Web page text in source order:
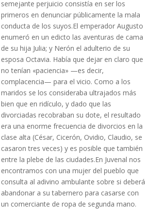
semejante perjuicio consistía en ser los
primeros en denunciar públicamente la mala
conducta de los suyos.El emperador Augusto
enumeró en un edicto las aventuras de cama
de su hija Julia; y Nerón el adulterio de su
esposa Octavia. Había que dejar en claro que
no tenían «paciencia» —es decir,
complacencia— para el vicio. Como a los
maridos se los consideraba ultrajados más
bien que en ridículo, y dado que las
divorciadas recobraban su dote, el resultado
era una enorme frecuencia de divorcios en la
clase alta (César, Cicerón, Ovidio, Claudio, se
casaron tres veces) y es posible que también
entre la plebe de las ciudades.En Juvenal nos
encontramos con una mujer del pueblo que
consulta al adivino ambulante sobre si deberá
abandonar a su tabernero para casarse con
un comerciante de ropa de segunda mano.